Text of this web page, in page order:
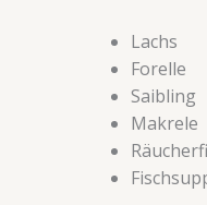
Lachs
Forelle
Saibling
Makrele